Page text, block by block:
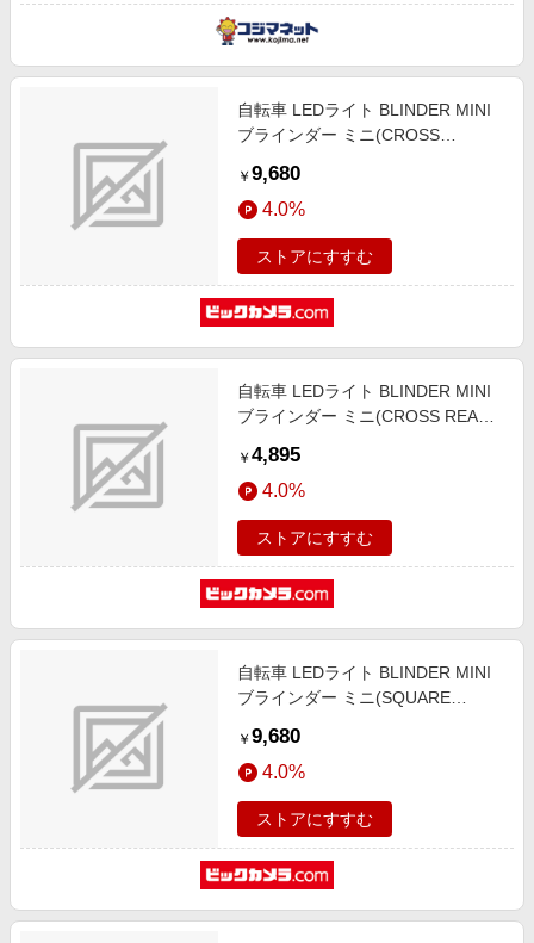
自転車 LEDライト BLINDER MINI
ブラインダー ミニ(CROSS
￥ 9,680
4.0%
ストアにすすむ
自転車 LEDライト BLINDER MINI
ブラインダー ミニ(CROSS REAR)
￥ 4,895
4.0%
ストアにすすむ
自転車 LEDライト BLINDER MINI
ブラインダー ミニ(SQUARE
￥ 9,680
4.0%
ストアにすすむ